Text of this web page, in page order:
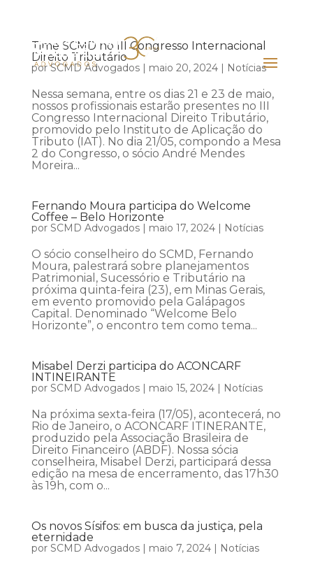
Time SCMD no III Congresso Internacional
Direito Tributário
porSCMD Advogados| maio 20, 2024| Notícias
Nessa semana, entre os dias 21 e 23 de maio,
nossos profissionais estarão presentes no III
Congresso Internacional Direito Tributário,
promovido pelo Instituto de Aplicação do
Tributo (IAT). No dia 21/05, compondo a Mesa
2 do Congresso, o sócio André Mendes
Moreira...
Fernando Moura participa do Welcome
Coffee – Belo Horizonte
por SCMD Advogados| maio 17, 2024| Notícias
O sócio conselheiro do SCMD, Fernando
Moura, palestrará sobre planejamentos
Patrimonial, Sucessório e Tributário na
próxima quinta-feira (23), em Minas Gerais,
em evento promovido pela Galápagos
Capital. Denominado “Welcome Belo
Horizonte”, o encontro tem como tema...
Misabel Derzi participa do ACONCARF
INTINEIRANTE
por SCMD Advogados| maio 15, 2024| Notícias
Na próxima sexta-feira (17/05), acontecerá, no
Rio de Janeiro, o ACONCARF ITINERANTE,
produzido pela Associação Brasileira de
Direito Financeiro (ABDF). Nossa sócia
conselheira, Misabel Derzi, participará dessa
edição na mesa de encerramento, das 17h30
às 19h, com o...
Os novos Sísifos: em busca da justiça, pela
eternidade
por SCMD Advogados| maio 7, 2024| Notícias